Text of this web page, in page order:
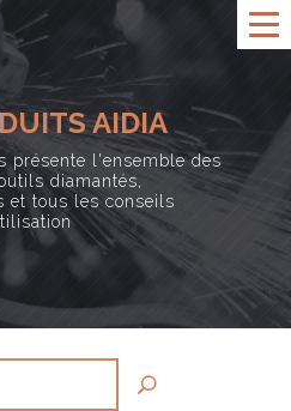
AIDIA
présente l'ensemble des
diamantés,
et tous les conseils